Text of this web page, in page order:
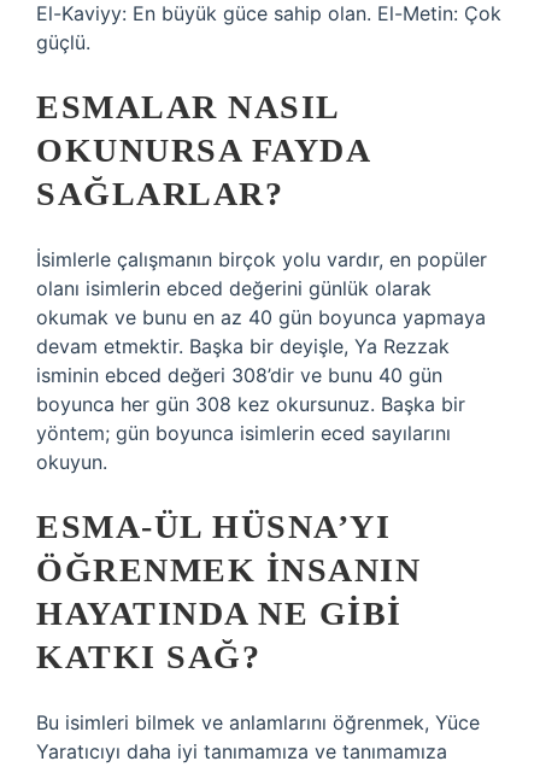
El-Kaviyy: En büyük güce sahip olan. El-Metin: Çok
güçlü.
ESMALAR NASIL
OKUNURSA FAYDA
SAĞLARLAR?
İsimlerle çalışmanın birçok yolu vardır, en popüler
olanı isimlerin ebced değerini günlük olarak
okumak ve bunu en az 40 gün boyunca yapmaya
devam etmektir. Başka bir deyişle, Ya Rezzak
isminin ebced değeri 308’dir ve bunu 40 gün
boyunca her gün 308 kez okursunuz. Başka bir
yöntem; gün boyunca isimlerin eced sayılarını
okuyun.
ESMA-ÜL HÜSNA’YI
ÖĞRENMEK INSANIN
HAYATINDA NE GIBI
KATKI SAĞ?
Bu isimleri bilmek ve anlamlarını öğrenmek, Yüce
Yaratıcıyı daha iyi tanımamıza ve tanımamıza